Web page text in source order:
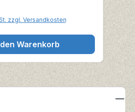
zzgl. Versandkosten
Warenkorb